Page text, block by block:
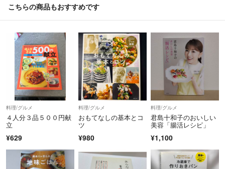
こちらの商品もおすすめです
料理/グルメ
４人分３品５００円献
立
¥629
料理/グルメ
おもてなしの基本とコ
ツ
¥980
料理/グルメ
君島十和子のおいしい
美容「腸活レシピ」
¥1,100